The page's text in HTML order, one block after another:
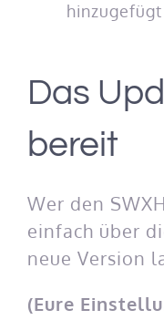
hinzugefügt
Das
bereit
Wer den
einfach über
neue Version
(Eure